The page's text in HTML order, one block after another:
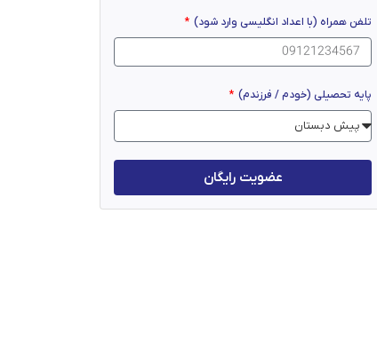
تلفن همراه (با اعداد انگلیسی وارد شود)
پایه تحصیلی (خودم / فرزندم)
عضویت رایگان